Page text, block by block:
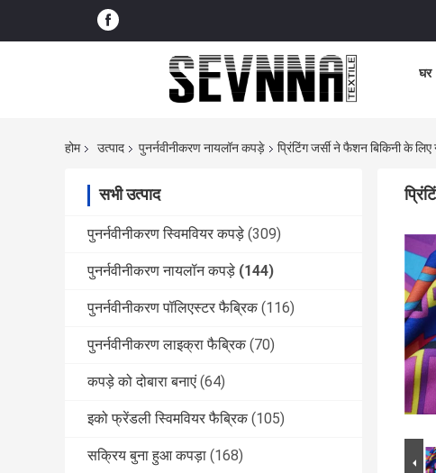
घर
होम उत्पाद पुनर्नवीनीकरण नायलॉन कपड़े प्रिंटिंग जर्सी ने फैशन बिकिनी के
सभी उत्पाद
पुनर्नवीनीकरण स्विमवियर कपड़े (309)
पुनर्नवीनीकरण नायलॉन कपड़े (144)
पुनर्नवीनीकरण पॉलिएस्टर फैब्रिक (116)
पुनर्नवीनीकरण लाइक्रा फैब्रिक (70)
कपड़े को दोबारा बनाएं (64)
इको फ्रेंडली स्विमवियर फैब्रिक (105)
सक्रिय बुना हुआ कपड़ा (168)